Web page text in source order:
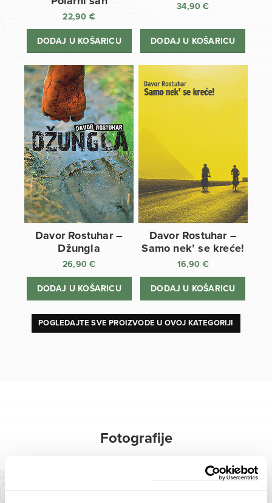
22,90 €
DODAJ U KOŠARICU
Izvorna
bila
34,90€
cijena
DODAJ U KOŠARICU
Davor Rostuhar –
Džungla
26,90€
DODAJ U KOŠARICU
Davor Rostuhar –
Samo nek’ se kreće!
16,90 €
DODAJ U KOŠARICU
POGLEDAJTE SVE PROIZVODE U OVOJ KATEGORIJI
Fotografije